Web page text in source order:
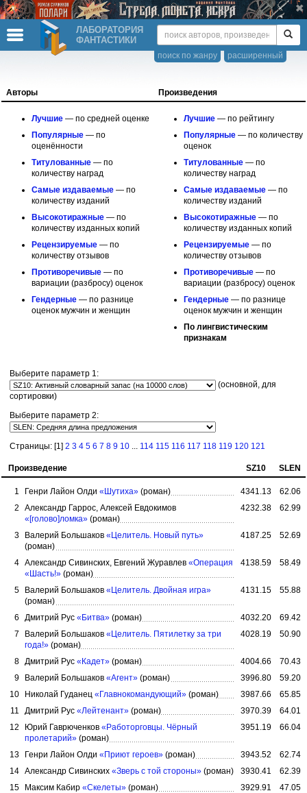
ЛАБОРАТОРИЯ
ФАНТАСТИКИ
расширенный
поиск по жанру
Авторы Произведения
Лучшие — по средней оценке
Популярные — по
оценённости
Титуло­ванные — по
количеству наград
Самые издаваемые — по
количеству изданий
Высокоти­ражные — по
количеству изданных копий
Рецензи­руемые — по
количеству отзывов
Противо­речивые — по
вариации (разбросу) оценок
Гендерные — по разнице
оценок мужчин и женщин
Лучшие — по рейтингу
Популярные — по количеству
оценок
Титуло­ванные — по
количеству наград
Самые издаваемые — по
количеству изданий
Высокоти­ражные — по
количеству изданных копий
Рецензи­руемые — по
количеству отзывов
Противо­речивые — по
вариации (разбросу) оценок
Гендерные — по разнице
оценок мужчин и женщин
По лингвис­тическим
признакам
Выберите параметр 1:
(основной, для
сортировки)
Выберите параметр 2:
Страницы: [1] 2 3 4 5 6 7 8 9 10 114 115 116 117 118 119 120 121
Произведение SZ10 SLEN
1 Генри Лайон Олди «Шутиха» (роман) 4341.13
62.06
2
Александр Гаррос, Алексей Евдокимов
«[голово]ломка» (роман)
4232.38 62.99
3 Валерий Большаков «Целитель. Новый путь»
(роман)
4187.25 52.69
4 Александр Сивинских, Евгений Журавлев «Операция
«Шасть!» (роман)
4138.59 58.49
5 Валерий Большаков «Целитель. Двойная игра»
(роман)
4131.15 55.88
6 Дмитрий Рус «Битва» (роман) 4032.20
69.42
7
Валерий Большаков «Целитель. Пятилетку за три
года!» (роман)
4028.19 50.90
8 Дмитрий Рус «Кадет» (роман) 4004.66
70.43
9
Валерий Большаков «Агент» (роман) 3996.80
59.20
10
Николай Гуданец «Главнокомандующий» (роман) 3987.66
65.85
11
Дмитрий Рус «Лейтенант» (роман) 3970.39
64.01
12
Юрий Гаврюченков «Работорговцы. Чёрный
пролетарий» (роман)
3951.19 66.04
13 Генри Лайон Олди «Приют героев» (роман) 3943.52
62.74
14 Александр Сивинских «Зверь с той стороны» (роман) 3930.41
62.39
15
Максим Кабир «Скелеты» (роман) 3929.91
47.05